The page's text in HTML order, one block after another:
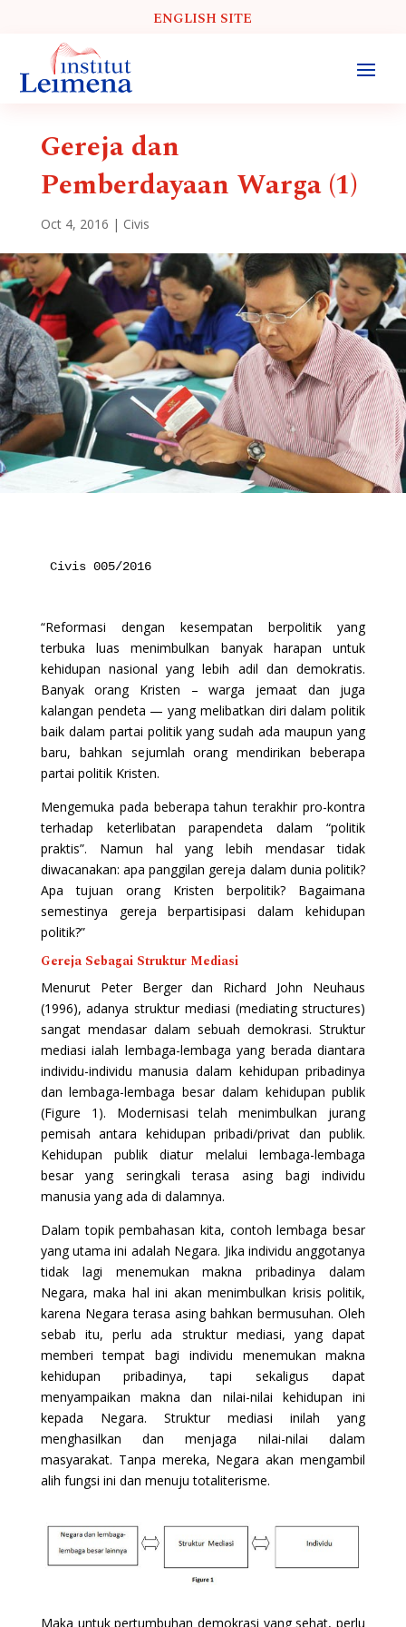
ENGLISH SITE
Gereja dan
Pemberdayaan Warga (1)
Oct 4, 2016 | Civis
Civis 005/2016
“Reformasi dengan kesempatan berpolitik yang
terbuka luas menimbulkan banyak harapan untuk
kehidupan nasional yang lebih adil dan demokratis.
Banyak orang Kristen – warga jemaat dan juga
kalangan pendeta — yang melibatkan diri dalam politik
baik dalam partai politik yang sudah ada maupun yang
baru, bahkan sejumlah orang mendirikan beberapa
partai politik Kristen.
Mengemuka pada beberapa tahun terakhir pro-kontra
terhadap keterlibatan parapendeta dalam “politik
praktis”. Namun hal yang lebih mendasar tidak
diwacanakan: apa panggilan gereja dalam dunia politik?
Apa tujuan orang Kristen berpolitik? Bagaimana
semestinya gereja berpartisipasi dalam kehidupan
politik?”
Gereja Sebagai Struktur Mediasi
Menurut Peter Berger dan Richard John Neuhaus
(1996), adanya struktur mediasi (mediating structures)
sangat mendasar dalam sebuah demokrasi. Struktur
mediasi ialah lembaga-lembaga yang berada diantara
individu-individu manusia dalam kehidupan pribadinya
dan lembaga-lembaga besar dalam kehidupan publik
(Figure 1). Modernisasi telah menimbulkan jurang
pemisah antara kehidupan pribadi/privat dan publik.
Kehidupan publik diatur melalui lembaga-lembaga
besar yang seringkali terasa asing bagi individu
manusia yang ada di dalamnya.
Dalam topik pembahasan kita, contoh lembaga besar
yang utama ini adalah Negara. Jika individu anggotanya
tidak lagi menemukan makna pribadinya dalam
Negara, maka hal ini akan menimbulkan krisis politik,
karena Negara terasa asing bahkan bermusuhan. Oleh
sebab itu, perlu ada struktur mediasi, yang dapat
memberi tempat bagi individu menemukan makna
kehidupan pribadinya, tapi sekaligus dapat
menyampaikan makna dan nilai-nilai kehidupan ini
kepada Negara. Struktur mediasi inilah yang
menghasilkan dan menjaga nilai-nilai dalam
masyarakat. Tanpa mereka, Negara akan mengambil
alih fungsi ini dan menuju totaliterisme.
Maka untuk pertumbuhan demokrasi yang sehat, perlu